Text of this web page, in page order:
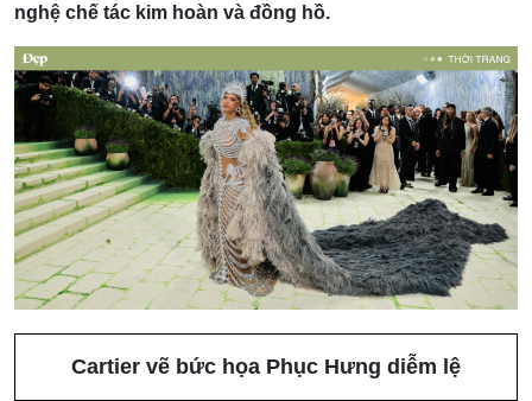
nghệ chế tác kim hoàn và đồng hồ.
Cartier vẽ bức họa Phục Hưng diễm lệ